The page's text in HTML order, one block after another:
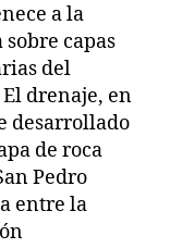
a la
capas
del
drenaje, en
desarrollado
de roca
Pedro
entre la